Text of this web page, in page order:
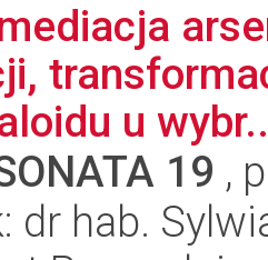
u
19 ,
dr hab.